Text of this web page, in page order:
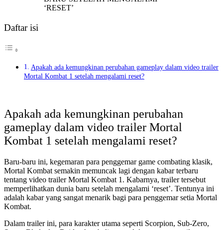
Daftar isi
Apakah ada kemungkinan perubahan gameplay dalam video trailer
Mortal Kombat 1 setelah mengalami reset?
Apakah ada kemungkinan perubahan
gameplay dalam video trailer Mortal
Kombat 1 setelah mengalami reset?
Baru-baru ini, kegemaran para penggemar game combating klasik,
Mortal Kombat semakin memuncak lagi dengan kabar terbaru
tentang video trailer Mortal Kombat 1. Kabarnya, trailer tersebut
memperlihatkan dunia baru setelah mengalami ‘reset’. Tentunya ini
adalah kabar yang sangat menarik bagi para penggemar setia Mortal
Kombat.
Dalam trailer ini, para karakter utama seperti Scorpion, Sub-Zero,